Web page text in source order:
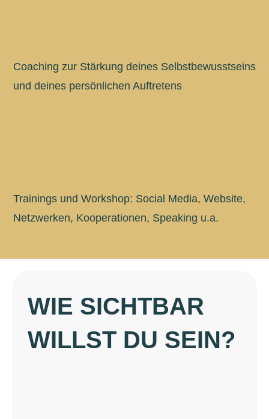
Coaching zur Stärkung deines Selbstbewusstseins
und deines persönlichen Auftretens
Trainings und Workshop: Social Media, Website,
Netzwerken, Kooperationen, Speaking u.a.
WIE SICHTBAR
WILLST DU SEIN?